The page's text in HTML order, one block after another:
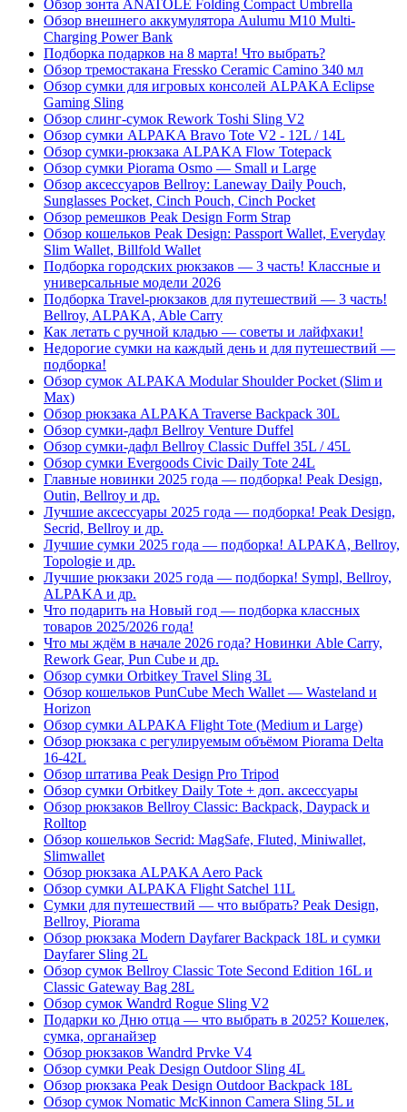
Обзор зонта ANATOLE Folding Compact Umbrella
Обзор внешнего аккумулятора Aulumu M10 Multi-
Charging Power Bank
Подборка подарков на 8 марта! Что выбрать?
Обзор тремостакана Fressko Ceramic Camino 340 мл
Обзор сумки для игровых консолей ALPAKA Eclipse
Gaming Sling
Обзор слинг-сумок Rework Toshi Sling V2
Обзор сумки ALPAKA Bravo Tote V2 - 12L / 14L
Обзор сумки-рюкзака ALPAKA Flow Totepack
Обзор сумки Piorama Osmo — Small и Large
Обзор аксессуаров Bellroy: Laneway Daily Pouch,
Sunglasses Pocket, Cinch Pouch, Cinch Pocket
Обзор ремешков Peak Design Form Strap
Обзор кошельков Peak Design: Passport Wallet, Everyday
Slim Wallet, Billfold Wallet
Подборка городских рюкзаков — 3 часть! Классные и
универсальные модели 2026
Подборка Travel-рюкзаков для путешествий — 3 часть!
Bellroy, ALPAKA, Able Carry
Как летать с ручной кладью — советы и лайфхаки!
Недорогие сумки на каждый день и для путешествий —
подборка!
Обзор сумок ALPAKA Modular Shoulder Pocket (Slim и
Max)
Обзор рюкзака ALPAKA Traverse Backpack 30L
Обзор сумки-дафл Bellroy Venture Duffel
Обзор сумки-дафл Bellroy Classic Duffel 35L / 45L
Обзор сумки Evergoods Civic Daily Tote 24L
Главные новинки 2025 года — подборка! Peak Design,
Outin, Bellroy и др.
Лучшие аксессуары 2025 года — подборка! Peak Design,
Secrid, Bellroy и др.
Лучшие сумки 2025 года — подборка! ALPAKA, Bellroy,
Topologie и др.
Лучшие рюкзаки 2025 года — подборка! Sympl, Bellroy,
ALPAKA и др.
Что подарить на Новый год — подборка классных
товаров 2025/2026 года!
Что мы ждём в начале 2026 года? Новинки Able Carry,
Rework Gear, Pun Cube и др.
Обзор сумки Orbitkey Travel Sling 3L
Обзор кошельков PunCube Mech Wallet — Wasteland и
Horizon
Обзор сумки ALPAKA Flight Tote (Medium и Large)
Обзор рюкзака с регулируемым объёмом Piorama Delta
16-42L
Обзор штатива Peak Design Pro Tripod
Обзор сумки Orbitkey Daily Tote + доп. аксессуары
Обзор рюкзаков Bellroy Classic: Backpack, Daypack и
Rolltop
Обзор кошельков Secrid: MagSafe, Fluted, Miniwallet,
Slimwallet
Обзор рюкзака ALPAKA Aero Pack
Обзор сумки ALPAKA Flight Satchel 11L
Сумки для путешествий — что выбрать? Peak Design,
Bellroy, Piorama
Обзор рюкзака Modern Dayfarer Backpack 18L и сумки
Dayfarer Sling 2L
Обзор сумок Bellroy Classic Tote Second Edition 16L и
Classic Gateway Bag 28L
Обзор сумок Wandrd Rogue Sling V2
Подарки ко Дню отца — что выбрать в 2025? Кошелек,
сумка, органайзер
Обзор рюкзаков Wandrd Prvke V4
Обзор сумки Peak Design Outdoor Sling 4L
Обзор рюкзака Peak Design Outdoor Backpack 18L
Обзор сумок Nomatic McKinnon Camera Sling 5L и